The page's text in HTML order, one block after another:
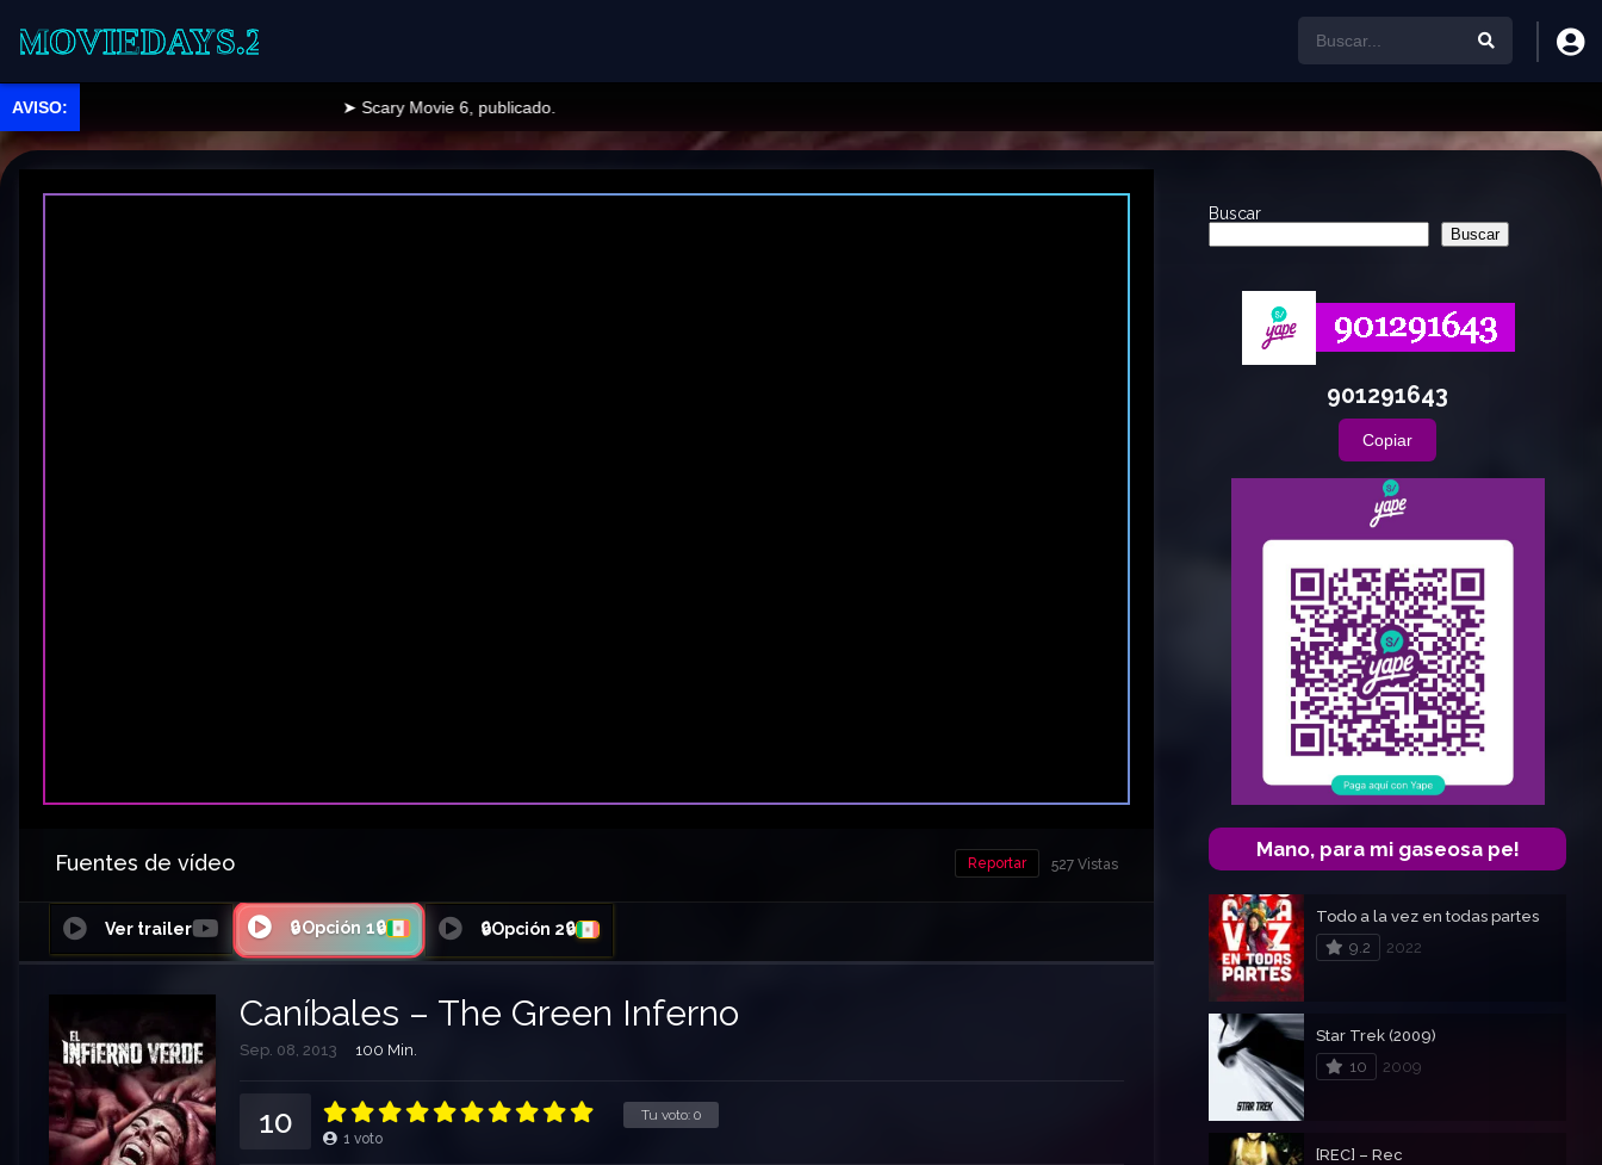
➤ Scary Movie 6, publicado.
Fuentes de vídeo 527 Vistas
Reportar
Ver trailer 🔒Opción 1🔒 🔒Opción 2🔒
Caníbales – The Green Inferno
Sep. 08, 2013 100 Min.
Tu voto: 0
10 1 voto
Buscar
Buscar
901291643
Copiar
Mano, para mi gaseosa pe!
Todo a la vez en todas partes
9.2
2022
Star Trek (2009)
10
2009
[REC] – Rec